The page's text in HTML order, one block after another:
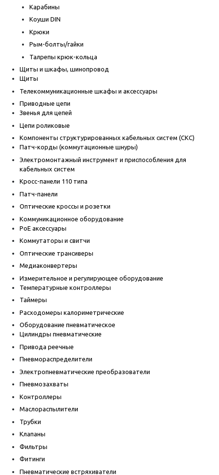
Карабины
Коуши DIN
Крюки
Рым-болты/гайки
Талрепы крюк-кольца
Щиты и шкафы, шинопровод
Щиты
Телекоммуникационные шкафы и аксессуары
Приводные цепи
Звенья для цепей
Цепи роликовые
Компоненты структурированных кабельных систем (СКС)
Патч-корды (коммутационные шнуры)
Электромонтажный инструмент и приспособления для
кабельных систем
Кросс-панели 110 типа
Патч-панели
Оптические кроссы и розетки
Коммуникационное оборудование
PoE аксессуары
Коммутаторы и свитчи
Оптические трансиверы
Медиаконвертеры
Измерительное и регулирующее оборудование
Температурные контроллеры
Таймеры
Расходомеры калориметрические
Оборудование пневматическое
Цилиндры пневматические
Привода реечные
Пневмораспределители
Электропневматические преобразователи
Пневмозахваты
Контроллеры
Маслораспылители
Трубки
Клапаны
Фильтры
Фитинги
Пневматические встряхиватели